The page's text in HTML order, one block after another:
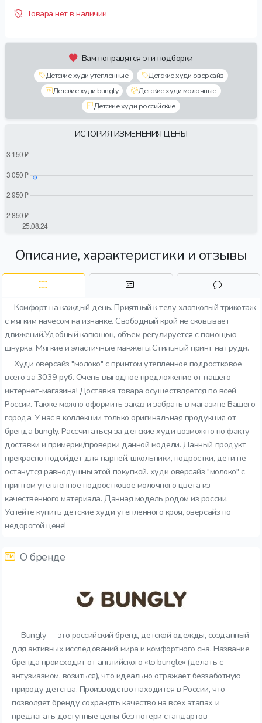
Товара нет в наличии
Вам понравятся эти подборки
Детские худи утепленные
Детские худи оверсайз
Детские худи bungly
Детские худи молочные
Детские худи российские
ИСТОРИЯ ИЗМЕНЕНИЯ ЦЕНЫ
Описание, характеристики и отзывы
Комфорт на каждый день. Приятный к телу хлопковый трикотаж
с мягким начесом на изнанке. Свободный крой не сковывает
движений.Удобный капюшон, объем регулируется с помощью
шнурка. Мягкие и эластичные манжеты.Стильный принт на груди.
Худи оверсайз "молоко" с принтом утепленное подростковое
всего за 3039 руб. Очень выгодное предложение от нашего
интернет-магазина! Доставка товара осуществляется по всей
России. Также можно оформить заказ и забрать в магазине Вашего
города. У нас в коллекции только оригинальная продукция от
бренда bungly. Рассчитаться за детские худи возможно по факту
доставки и примерки/проверки данной модели. Данный продукт
прекрасно подойдет для парней. школьники, подростки, дети не
останутся равнодушны этой покупкой. худи оверсайз "молоко" с
принтом утепленное подростковое молочного цвета из
качественного материала. Данная модель родом из россии.
Успейте купить детские худи утепленного кроя, оверсайз по
недорогой цене!
О бренде
Bungly — это российский бренд детской одежды, созданный
для активных исследований мира и комфортного сна. Название
бренда происходит от английского «to bungle» (делать с
энтузиазмом, возиться), что идеально отражает беззаботную
природу детства. Производство находится в России, что
позволяет бренду сохранять качество на всех этапах и
предлагать доступные цены без потери стандартов